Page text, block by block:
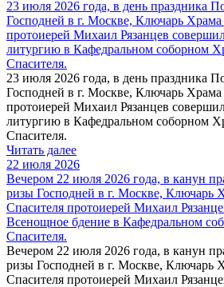
23 июля 2026 года, в день праздника
Господней в г. Москве, Ключарь
протоиерей Михаил Рязанцев
литургию в Кафедральном cоборном
Спасителя.
23 июля 2026 года, в день праздника
Господней в г. Москве, Ключарь
протоиерей Михаил Рязанцев
литургию в Кафедральном cоборном
Спасителя.
Читать далее
22 июля 2026
Вечером 22 июля 2026 года, в канун
ризы Господней в г. Москве, Ключарь
Спасителя протоиерей Михаил
Всенощное бдение в Кафедральном
Спасителя.
Вечером 22 июля 2026 года, в канун
ризы Господней в г. Москве, Ключарь
Спасителя протоиерей Михаил